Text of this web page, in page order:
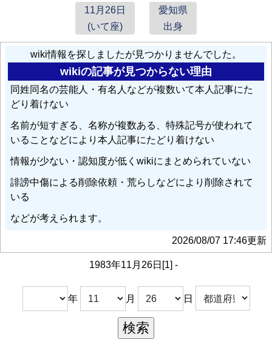
ゃれが好きで、ファッションに興味を持っていた。
し、報道陣に異例のお願いをした。
藤崎翔: やっぱりおしい刑事（2021年3月7日 - 4月25日、
NHK BSプレミアム「プレミアムドラマ」、主演：風間
俊介）
日向ゆきこ: おしゃべりおしゃもじの炊きたてラジオ!!!
（ココログ：2010年12月5日 - 2012年3月4日）
松尾諭: やっぱりおしい刑事 第3回（2021年3月21日、N
HK BSプレミアム） - 尾崎忠博教頭 役
日、NHK BSプレミアム） - 笠井政彦 役
K BSプレミアム） - 城野琴音 役
: 2012年6月、那覇の国際通り沿いの地下に、お
笑い・音楽・映画などを楽しみながら、飲んだ
11月26日
(いて座)
愛知県
出身
wiki情報を探しましたが見つかりませんでした。
wikiの記事が見つからない理由
同姓同名の芸能人・有名人などが複数いて本人記事にた
どり着けない
名前が短すぎる、名称が複数ある、特殊記号が使われて
いることなどにより本人記事にたどり着けない
情報が少ない・認知度が低くwikiにまとめられていない
誹謗中傷による削除依頼・荒らしなどにより削除されて
いる
などが考えられます。
2026/08/07 17:46更新
1983年11月26日[1] -
年 月 日